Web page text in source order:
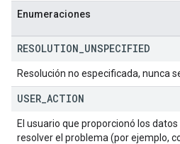
Enumeraciones
RESOLUTION UNSPECIFIED
Resolución no especificada, nunca
USER ACTION
El usuario que proporcionó los
resolver el problema (por ejemplo,